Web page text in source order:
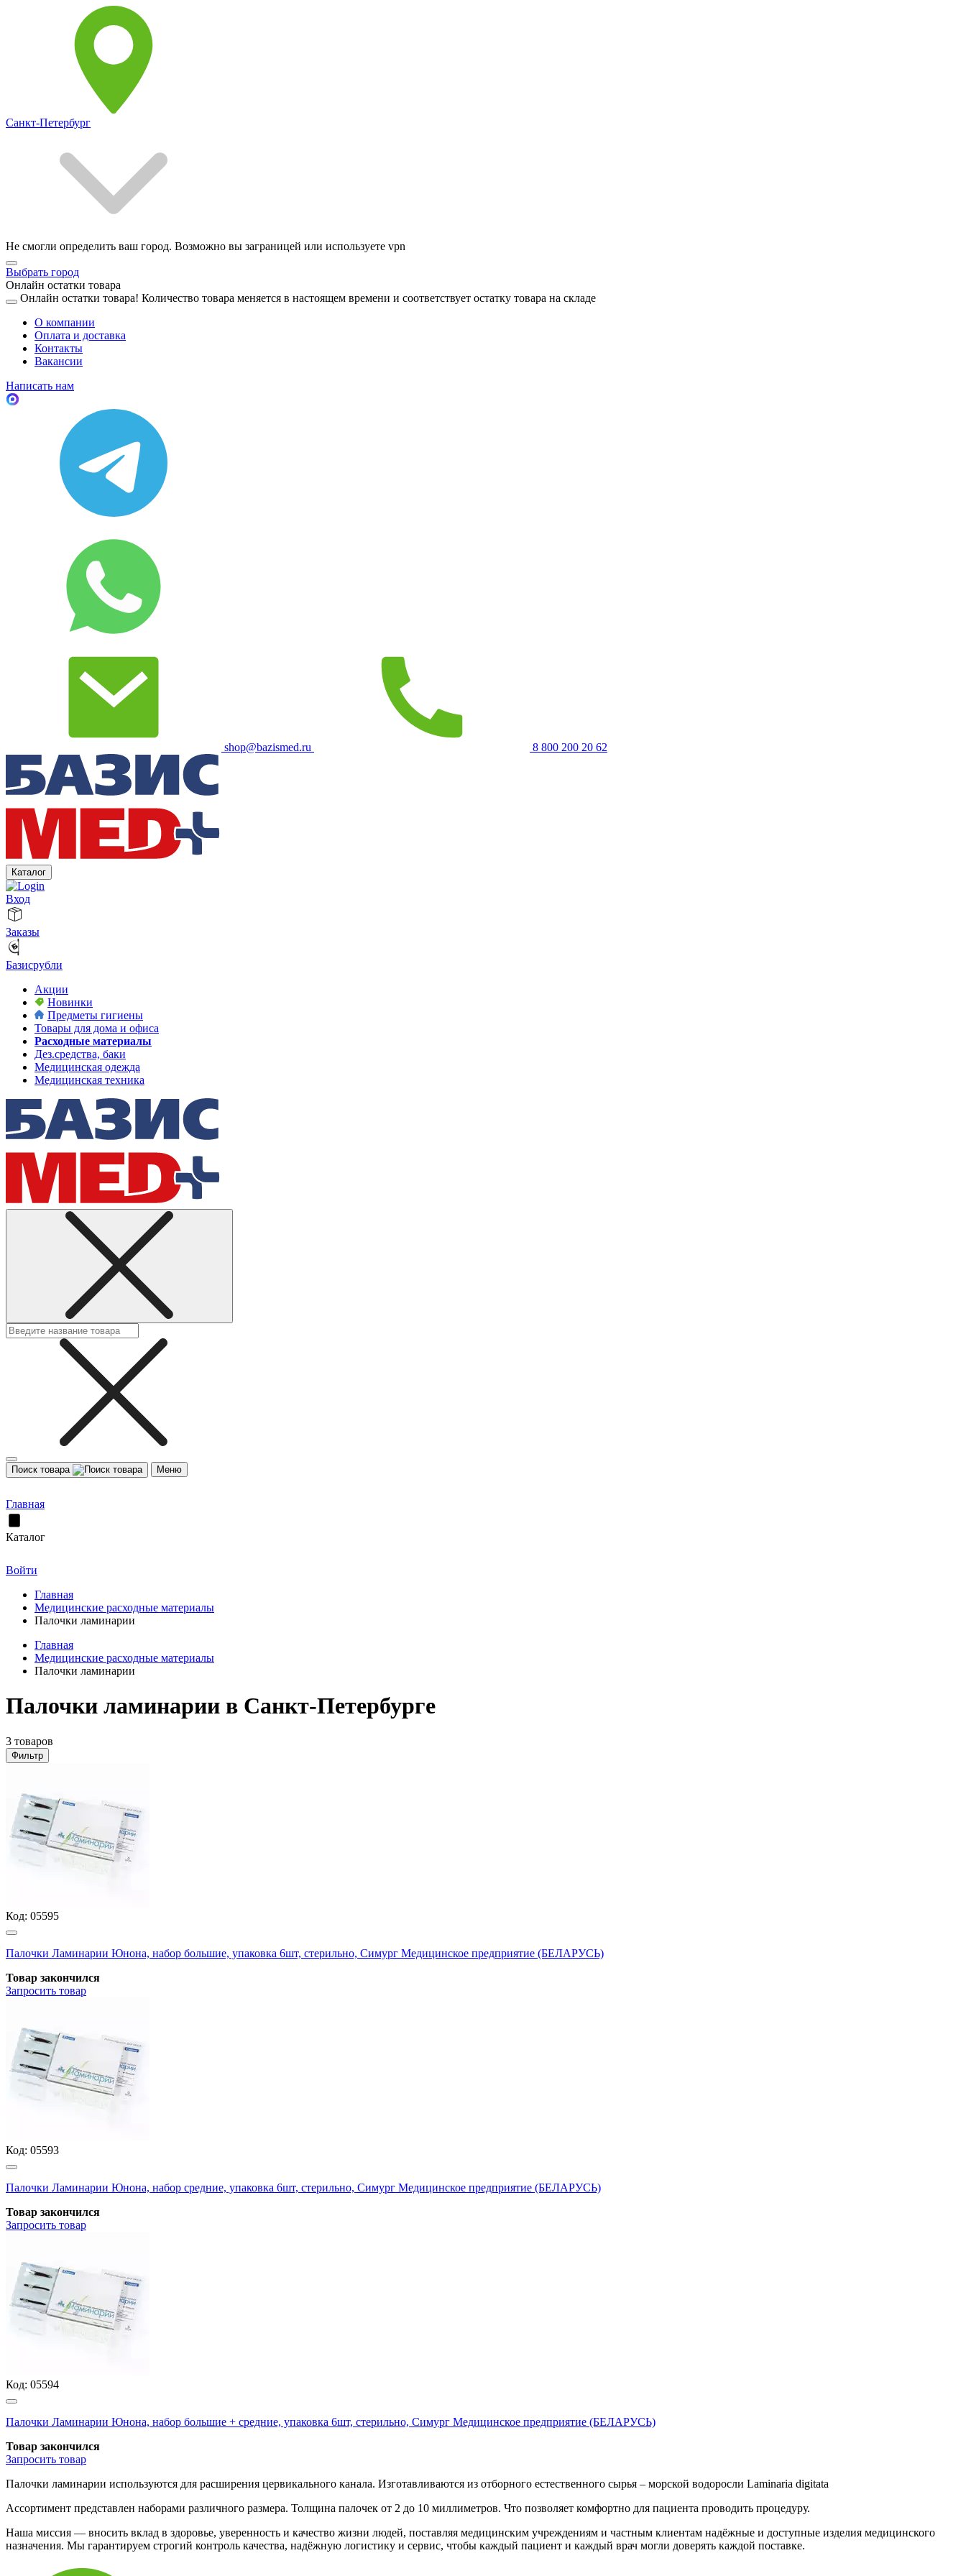
Санкт-Петербург
Не смогли определить ваш город. Возможно вы заграницей или используете vpn
Выбрать город
Онлайн остатки товара
Онлайн остатки товара! Количество товара меняется в настоящем времени и соответствует остатку товара на складе
О компании
Оплата и доставка
Контакты
Вакансии
Написать нам
shop@bazismed.ru 8 800 200 20 62
Каталог
Вход
Заказы
Базисрубли
Акции
Новинки
Предметы гигиены
Товары для дома и офиса
Расходные материалы
Дез.средства, баки
Медицинская одежда
Медицинская техника
Поиск товара Меню
Главная
Каталог
Войти
Главная
Медицинские расходные материалы
Палочки ламинарии
Главная
Медицинские расходные материалы
Палочки ламинарии
Палочки ламинарии в Санкт-Петербурге
3 товаров
Фильтр
Код: 05595
Палочки Ламинарии Юнона, набор большие, упаковка 6шт, стерильно, Симург Медицинское предприятие (БЕЛАРУСЬ)
Товар закончился
Запросить товар
Код: 05593
Палочки Ламинарии Юнона, набор средние, упаковка 6шт, стерильно, Симург Медицинское предприятие (БЕЛАРУСЬ)
Товар закончился
Запросить товар
Код: 05594
Палочки Ламинарии Юнона, набор большие + средние, упаковка 6шт, стерильно, Симург Медицинское предприятие (БЕЛАРУСЬ)
Товар закончился
Запросить товар
Палочки ламинарии используются для расширения цервикального канала. Изготавливаются из отборного естественного сырья – морской водоросли Laminaria digitata
Ассортимент представлен наборами различного размера. Толщина палочек от 2 до 10 миллиметров. Что позволяет комфортно для пациента проводить процедуру.
Наша миссия — вносить вклад в здоровье, уверенность и качество жизни людей, поставляя медицинским учреждениям и частным клиентам надёжные и доступные изделия медицинского
назначения. Мы гарантируем строгий контроль качества, надёжную логистику и сервис, чтобы каждый пациент и каждый врач могли доверять каждой поставке.